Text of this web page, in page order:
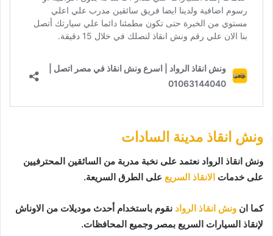
ونش انقاذ مدينة السادات
ونش انقاذ الرواد نعتمد على نخبة مدربة من السائقين المحترفيين
على خدمات الانقاذ السريع على الطرق السريعة.
كما ان ونش انقاذ الرواد نقوم باستخدام أحدث موديلات من الاوناش
لإنقاذ السيارات السريع بمصر وجميع المحافظات.